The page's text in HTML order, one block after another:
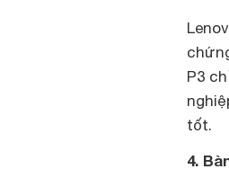
P3
tốt.
4.